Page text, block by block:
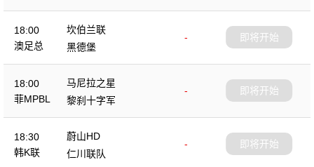
18:00
澳足总
坎伯兰联
-
黑德堡
即将开始
18:00
菲MPBL
马尼拉之星
-
黎刹十字军
即将开始
18:30
韩K联
蔚山HD
-
仁川联队
即将开始